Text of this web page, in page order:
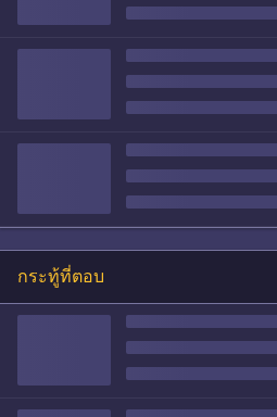
กระทู้ที่ตอบ